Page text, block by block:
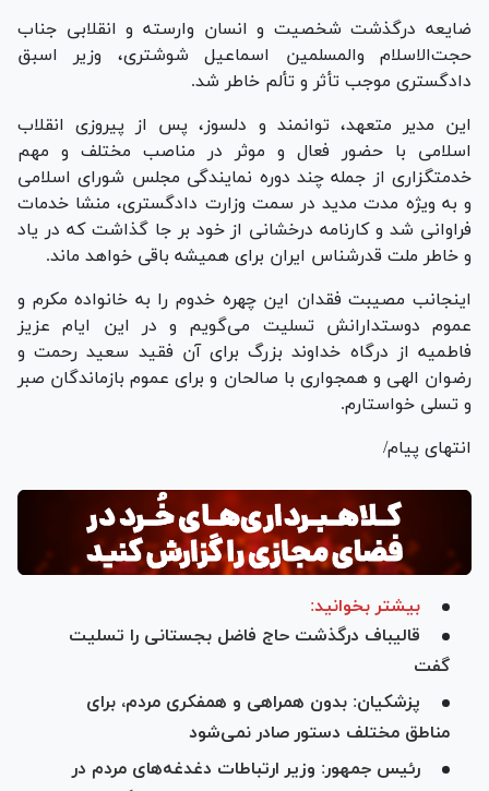
ضایعه درگذشت شخصیت و انسان وارسته و انقلابی جناب
حجت‌الاسلام والمسلمین اسماعیل شوشتری، وزیر اسبق
دادگستری موجب تأثر و تألم خاطر شد.
این مدیر متعهد، توانمند و دلسوز، پس از پیروزی انقلاب
اسلامی با حضور فعال و موثر در مناصب مختلف و مهم
خدمتگزاری از جمله چند دوره نمایندگی مجلس شورای اسلامی
و به ویژه مدت مدید در سمت وزارت دادگستری، منشا خدمات
فراوانی شد و کارنامه درخشانی از خود بر جا گذاشت که در یاد
و خاطر ملت قدرشناس ایران برای همیشه باقی خواهد ماند.
اینجانب مصیبت فقدان این چهره خدوم را به خانواده مکرم و
عموم دوستدارانش تسلیت می‌گویم و در این ایام عزیز
فاطمیه از درگاه خداوند بزرگ برای آن فقید سعید رحمت و
رضوان الهی و همجواری با صالحان و برای عموم بازماندگان صبر
و تسلی خواستارم.
انتهای پیام/
بیشتر بخوانید:
قالیباف درگذشت حاج فاضل بجستانی را تسلیت
گفت
پزشکیان: بدون همراهی و همفکری مردم، برای
مناطق مختلف دستور صادر نمی‌شود
رئیس جمهور: وزیر ارتباطات دغدغه‌های مردم در